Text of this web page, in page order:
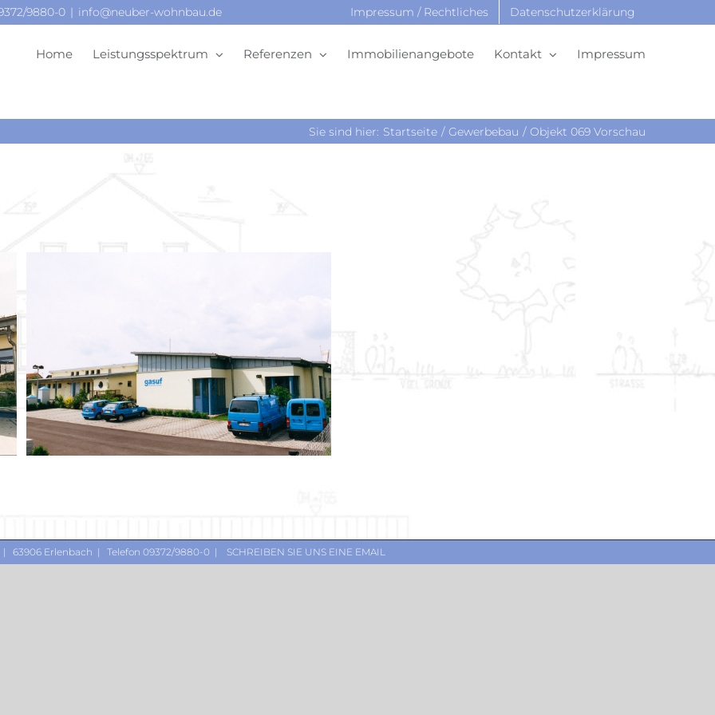
9880-0 | info@neuber-wohnbau.de Impressum / Rechtliches Datenschutzerklärung
Home Leistungsspektrum Referenzen Immobilienangebote Kontakt Impressum
Sie sind hier: Startseite Gewerbebau Objekt 069 Vorschau
63906 Erlenbach | Telefon 09372/9880-0 | SCHREIBEN SIE UNS EINE EMAIL